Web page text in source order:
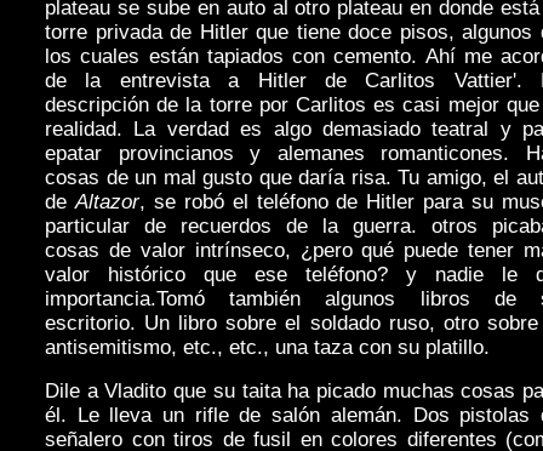
plateau se sube en auto al otro plateau en donde
torre privada de Hitler que tiene doce pisos, algunos
los cuales están tapiados con cemento. Ahí me
de la entrevista a Hitler de Carlitos Vattier'.
descripción de la torre por Carlitos es casi mejor
realidad. La verdad es algo demasiado teatral y
epatar provincianos y alemanes romanticones.
cosas de un mal gusto que daría risa. Tu amigo, el
deAltazor, se robó el teléfono de Hitler para su
particular de recuerdos de la guerra. otros
cosas de valor intrínseco, ¿pero qué puede tener
valor histórico que ese teléfono? y nadie le
importancia.Tomó también algunos libros de
escritorio. Un libro sobre el soldado ruso, otro
antisemitismo, etc., etc., una taza con su platillo.
Dile a Vladito que su taita ha picado muchas cosas
él. Le lleva un rifle de salón alemán. Dos pistolas
señalero con tiros de fusil en colores diferentes